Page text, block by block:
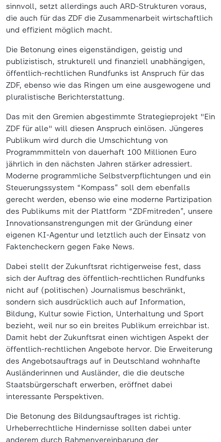
sinnvoll, setzt allerdings auch ARD-Strukturen voraus,
die auch für das ZDF die Zusammenarbeit wirtschaftlich
und effizient möglich macht.
Die Betonung eines eigenständigen, geistig und
publizistisch, strukturell und finanziell unabhängigen,
öffentlich-rechtlichen Rundfunks ist Anspruch für das
ZDF, ebenso wie das Ringen um eine ausgewogene und
pluralistische Berichterstattung.
Das mit den Gremien abgestimmte Strategieprojekt "Ein
ZDF für alle" will diesen Anspruch einlösen. Jüngeres
Publikum wird durch die Umschichtung von
Programmmitteln von dauerhaft 100 Millionen Euro
jährlich in den nächsten Jahren stärker adressiert.
Moderne programmliche Selbstverpflichtungen und ein
Steuerungssystem “Kompass” soll dem ebenfalls
gerecht werden, ebenso wie eine moderne Partizipation
des Publikums mit der Plattform “ZDFmitreden”, unsere
Innovationsanstrengungen mit der Gründung einer
eigenen KI-Agentur und letztlich auch der Einsatz von
Faktencheckern gegen Fake News.
Dabei stellt der Zukunftsrat richtigerweise fest, dass
sich der Auftrag des öffentlich-rechtlichen Rundfunks
nicht auf (politischen) Journalismus beschränkt,
sondern sich ausdrücklich auch auf Information,
Bildung, Kultur sowie Fiction, Unterhaltung und Sport
bezieht, weil nur so ein breites Publikum erreichbar ist.
Damit hebt der Zukunftsrat einen wichtigen Aspekt der
öffentlich-rechtlichen Angebote hervor. Die Erweiterung
des Angebotsauftrags auf in Deutschland wohnhafte
Ausländerinnen und Ausländer, die die deutsche
Staatsbürgerschaft erwerben, eröffnet dabei
interessante Perspektiven.
Die Betonung des Bildungsauftrages ist richtig.
Urheberrechtliche Hindernisse sollten dabei unter
anderem durch Rahmenvereinbarung der